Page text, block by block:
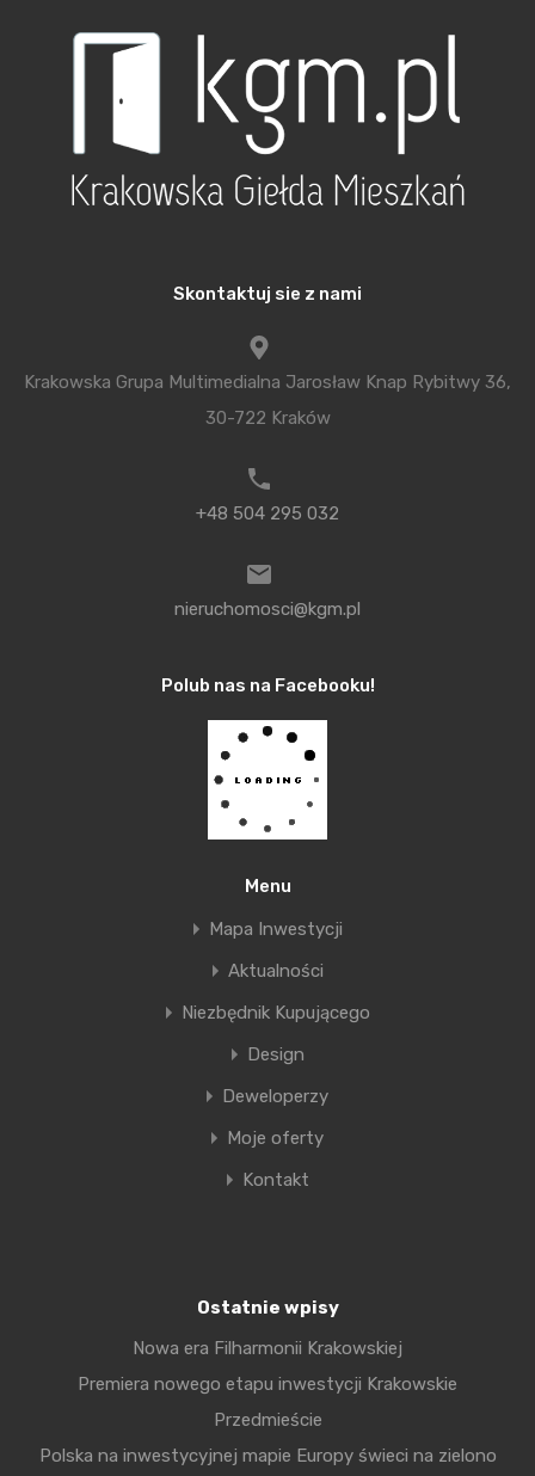
Podobne Inwestycje
Zacisze Zabierzów II
Gotowe domy w Zabierzowie
nowa inwestycja
Skontaktuj sie z nami
Krakowska Grupa Multimedialna Jarosław Knap Rybitwy 36,
30-722 Kraków
+48 504 295 032
nieruchomosci@kgm.pl
Polub nas na Facebooku!
Menu
Mapa Inwestycji
Aktualności
Niezbędnik Kupującego
Design
Deweloperzy
Moje oferty
Kontakt
Ostatnie wpisy
Nowa era Filharmonii Krakowskiej
Premiera nowego etapu inwestycji Krakowskie
Przedmieście
Polska na inwestycyjnej mapie Europy świeci na zielono